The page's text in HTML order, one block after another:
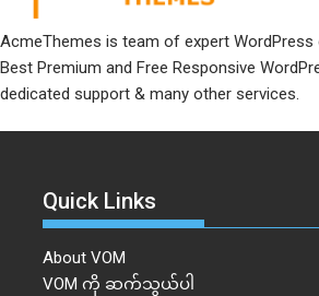
AcmeThemes is team of expert WordPress
Best Premium and Free Responsive
dedicated support & many other services.
Quick Links
About VOM
VOM ကို ဆက်သွယ်ပါ